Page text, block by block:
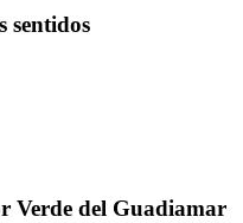
sentidos
Verde del Guadiamar